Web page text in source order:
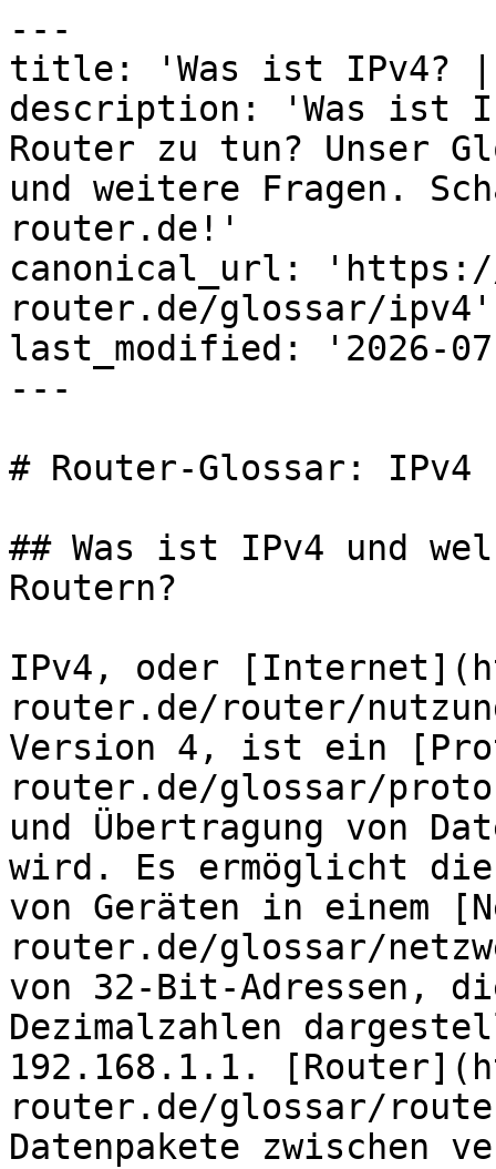
---
title: 'Was ist IPv4? |
description: 'Was ist
Router zu tun? Unser
und weitere Fragen.
router.de!'
canonical_url: 'https://
router.de/glossar/ipv4'
last_modified: '2026-
---
# Router-Glossar: IPv4
## Was ist IPv4 und
Routern?
IPv4, oder
router.de/router/
Version 4, ist ein
router.de/glossar/
und Übertragung von
wird. Es ermöglicht
von Geräten in einem
router.de/glossar/
von 32-Bit-Adressen,
Dezimalzahlen
192.168.1.1.
router.de/glossar/
Datenpakete zwischen